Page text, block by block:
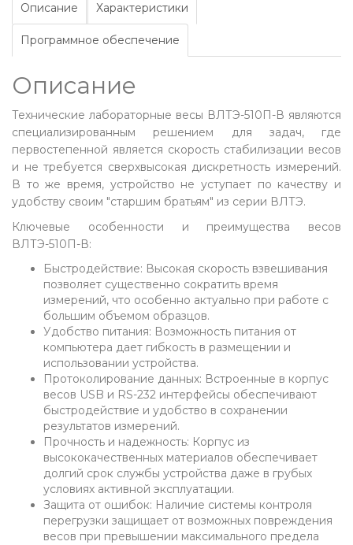
Описание Характеристики
Программное обеспечение
Описание
Технические лабораторные весы ВЛТЭ-510П-В являются
специализированным решением для задач, где
первостепенной является скорость стабилизации весов
и не требуется сверхвысокая дискретность измерений.
В то же время, устройство не уступает по качеству и
удобству своим "старшим братьям" из серии ВЛТЭ.
Ключевые особенности и преимущества весов
ВЛТЭ-510П-В:
Быстродействие: Высокая скорость взвешивания
позволяет существенно сократить время
измерений, что особенно актуально при работе с
большим объемом образцов.
Удобство питания: Возможность питания от
компьютера дает гибкость в размещении и
использовании устройства.
Протоколирование данных: Встроенные в корпус
весов USB и RS-232 интерфейсы обеспечивают
быстродействие и удобство в сохранении
результатов измерений.
Прочность и надежность: Корпус из
высококачественных материалов обеспечивает
долгий срок службы устройства даже в грубых
условиях активной эксплуатации.
Защита от ошибок: Наличие системы контроля
перегрузки защищает от возможных повреждения
весов при превышении максимального предела